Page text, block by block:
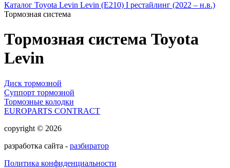
Каталог Toyota Levin Levin (E210) I рестайлинг (2022 – н.в.)
Тормозная система
Тормозная система Toyota
Levin
Диск тормозной
Суппорт тормозной
Тормозные колодки
EUROPARTS CONTRACT
copyright © 2026
разработка сайта - разбиратор
Политика конфиденциальности